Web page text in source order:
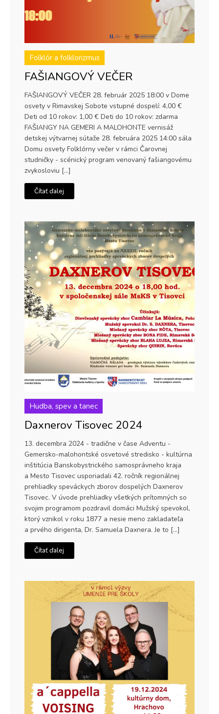
Folklór a folklorizmus
FAŠIANGOVÝ VEČER
FAŠIANGOVÝ VEČER 28. február 2025 18:00 v Dome
osvety v Rimavskej Sobote vstupné dospelí: 4,00 €
Deti od 10 rokov: 1,00 € Deti do 10 rokov: zdarma
FAŠIANGY NA GEMERI A MALOHONTE vernisáž
detskej výtvarnej sútaže 28. februára 2025 14:00 sála
Domu osvety Folklórny večer v rámci Čarovnej
studničky - scénický program venovaný fašiangovému
zvykosloviu […]
Čítať ďalej
Hudba, spev a tanec
Daxnerov Tisovec 2024
13. decembra 2024 - tradične v čase Adventu -
Gemersko-malohontské osvetové stredisko - kultúrna
inštitúcia Banskobystrického samosprávneho kraja
a Mesto Tisovec usporiadali 42. ročník regionálnej
prehliadky speváckych zborov dospelých Daxnerov
Tisovec. V úvode prehliadky všetkých prítomných so
svojim programom pozdravil domáci Mužský spevokol,
ktorý vznikol v roku 1877 a nesie meno zakladateľa
a prvého dirigenta, Dr. Samuela Daxnera. Je to […]
Čítať ďalej